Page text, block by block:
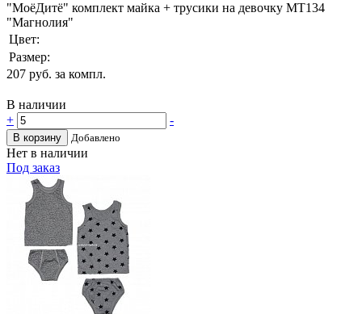
"МоёДитё" комплект майка + трусики на девочку МТ134
"Магнолия"
Цвет:
Размер:
207 руб. за компл.
В наличии
+
-
В корзину Добавлено
Нет в наличии
Под заказ